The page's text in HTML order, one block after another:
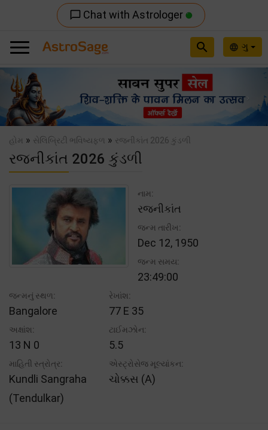
chat_bubble_outline Chat with Astrologer
language ગુ
search
Previous
હોમ » સેલિબ્રિટી ભવિષ્યફળ » રજનીકાંત 2026 કુંડળી
રજનીકાંત 2026 કુંડળી
નામ:
રજનીકાંત
જન્મ તારીખ:
Dec 12, 1950
જન્મ સમય:
23:49:00
જન્મનું સ્થળ:
Bangalore
રેખાંશ:
77 E 35
અક્ષાંશ:
13 N 0
ટાઈમઝોન:
5.5
માહિતી સ્ત્રોત્ર:
Kundli Sangraha
(Tendulkar)
એસ્ટ્રોસેજ મૂલ્યાંકન:
ચોક્કસ (A)